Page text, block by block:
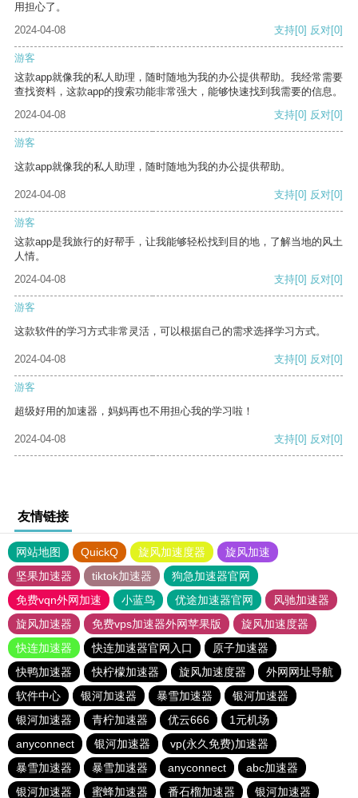
用担心了。
2024-04-08
支持[0] 反对[0]
游客
这款app就像我的私人助理，随时随地为我的办公提供帮助。我经常需要
查找资料，这款app的搜索功能非常强大，能够快速找到我需要的信息。
2024-04-08
支持[0] 反对[0]
游客
这款app就像我的私人助理，随时随地为我的办公提供帮助。
2024-04-08 支持[0] 反对[0]
游客
这款app是我旅行的好帮手，让我能够轻松找到目的地，了解当地的风土
人情。
2024-04-08
支持[0] 反对[0]
游客
这款软件的学习方式非常灵活，可以根据自己的需求选择学习方式。
2024-04-08 支持[0] 反对[0]
游客
超级好用的加速器，妈妈再也不用担心我的学习啦！
2024-04-08 支持[0] 反对[0]
友情链接
网站地图 QuickQ 旋风加速度器
旋风加速
坚果加速器
tiktok加速器
狗急加速器官网
免费vqn外网加速
小蓝鸟 优途加速器官网
风驰加速器
旋风加速器
免费vps加速器外网苹果版
旋风加速度器
快连加速器
快连加速器官网入口
原子加速器
快鸭加速器
快柠檬加速器 旋风加速度器
外网网址导航
软件中心
银河加速器 暴雪加速器
银河加速器
银河加速器
青柠加速器 优云666
1元机场
anyconnect
银河加速器
vp(永久免费)加速器
暴雪加速器
暴雪加速器 anyconnect
abc加速器
银河加速器
蜜蜂加速器 番石榴加速器 银河加速器